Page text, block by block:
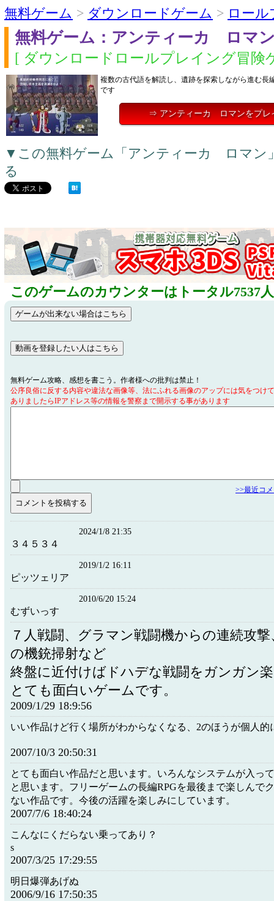
無料ゲーム > ダウンロードゲーム > ロー
無料ゲーム：アンティーカ ロマ
[ ダウンロードロールプレイング冒険
複数の古代語を解読し、遺跡を探索しながら進む長
です
⇒ アンティーカ ロマンをプレ
▼この無料ゲーム「アンティーカ ロマン
る
このゲームのカウンターはトータル7537
無料ゲーム攻略、感想を書こう。作者様への批判は禁止！
公序良俗に反する内容や違法な画像等、法にふれる画像のアップには気をつけ
ありましたらIPアドレス等の情報を警察まで開示する事があります
>>最近コ
2024/1/8 21:35
３４５３４
2019/1/2 16:11
ピッツェリア
2010/6/20 15:24
むずいっす
７人戦闘、グラマン戦闘機からの連続攻
の機銃掃射など
終盤に近付けばドハデな戦闘をガンガン
とても面白いゲームです。
2009/1/29 18:9:56
いい作品けど行く場所がわからなくなる、2のほうが個人的
2007/10/3 20:50:31
とても面白い作品だと思います。いろんなシステムが入っ
と思います。フリーゲームの長編RPGを最後まで楽しんで
ない作品です。今後の活躍を楽しみにしています。
2007/7/6 18:40:24
こんなにくだらない乗ってあり？
s
2007/3/25 17:29:55
明日爆弾あげぬ
2006/9/16 17:50:35